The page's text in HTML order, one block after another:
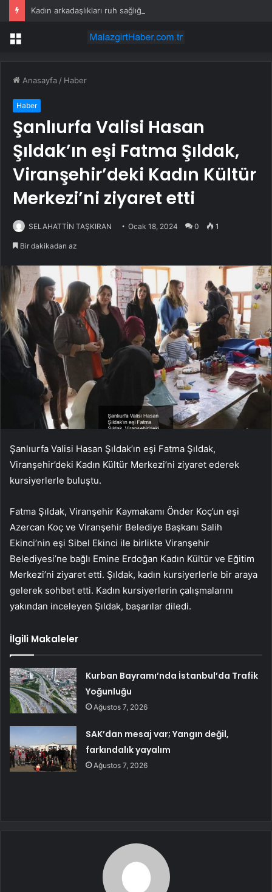
Kadın arkadaşlıkları ruh sağlığını güçlendiriyor
Menü
Anasayfa / Haber
Haber
Şanlıurfa Valisi Hasan
Şıldak’ın eşi Fatma Şıldak,
Viranşehir’deki Kadın Kültür
Merkezi’ni ziyaret etti
SELAHATTİN TAŞKIRAN Ocak 18, 2024 0 1
Bir dakikadan az
Şanlıurfa Valisi Hasan Şıldak’ın eşi Fatma Şıldak,
Viranşehir’deki Kadın Kültür Merkezi’ni ziyaret ederek
kursiyerlerle buluştu.
Fatma Şıldak, Viranşehir Kaymakamı Önder Koç’un eşi
Azercan Koç ve Viranşehir Belediye Başkanı Salih
Ekinci’nin eşi Sibel Ekinci ile birlikte Viranşehir
Belediyesi’ne bağlı Emine Erdoğan Kadın Kültür ve Eğitim
Merkezi’ni ziyaret etti. Şıldak, kadın kursiyerlerle bir araya
gelerek sohbet etti. Kadın kursiyerlerin çalışmalarını
yakından inceleyen Şıldak, başarılar diledi.
İlgili Makaleler
Kurban Bayramı’nda İstanbul’da Trafik
Yoğunluğu
Ağustos 7, 2026
SAK’dan mesaj var; Yangın değil,
farkındalık yayalım
Ağustos 7, 2026